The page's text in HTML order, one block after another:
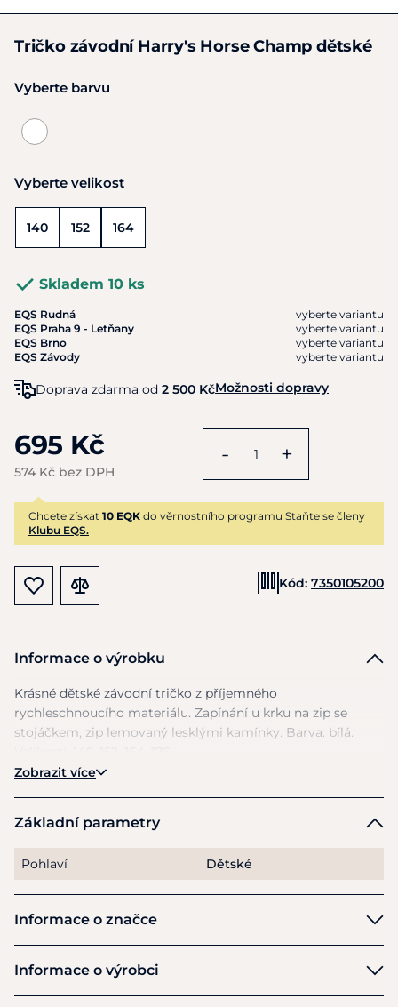
Tričko závodní Harry's Horse Champ dětské
Vyberte barvu
Vyberte velikost
140 152 164
Skladem 10 ks
EQS Rudná
vyberte variantu
EQS Praha 9 - Letňany
vyberte variantu
EQS Brno
vyberte variantu
EQS Závody
vyberte variantu
Doprava zdarma od 2 500 KčMožnosti dopravy
695 Kč
574 Kč bez DPH
- +
Chcete získat 10 EQK do věrnostního programu Staňte se členy
Klubu EQS.
Kód: 7350105200
Informace o výrobku
Krásné dětské závodní tričko z příjemného
rychleschnoucího materiálu. Zapínání u krku na zip se
stojáčkem, zip lemovaný lesklými kamínky. Barva: bílá.
Zobrazit více
Základní parametry
Pohlaví Dětské
Informace o značce
Harry's Horse
Informace o výrobci